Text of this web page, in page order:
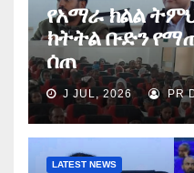
የአማራ ክልል
ክትትል ቡድን
ሰጠ
J JUL, 2026 PR
LATEST NEWS